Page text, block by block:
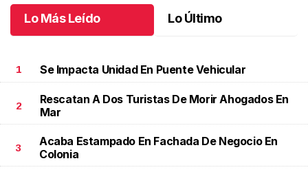
Lo Más Leído Lo Último
1 Se Impacta Unidad En Puente Vehicular
2
Rescatan A Dos Turistas De Morir Ahogados En
Mar
3
Acaba Estampado En Fachada De Negocio En
Colonia